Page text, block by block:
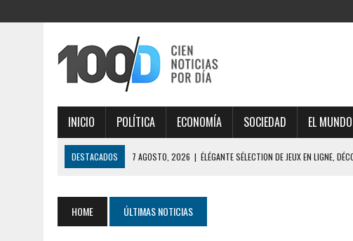
INICIO POLÍTICA ECONOMÍA SOCIEDAD EL MUNDO
DESTACADOS 7 AGOSTO, 2026 | ÉLÉGANTE SÉLECTION DE JEUX EN LIGNE,
7 AGOSTO, 2026
7 AGOSTO, 2026 | IMPORTANTE ANÁLISE DE MERCADO COM THORFORTUNE E
HOME ÚLTIMAS NOTICIAS